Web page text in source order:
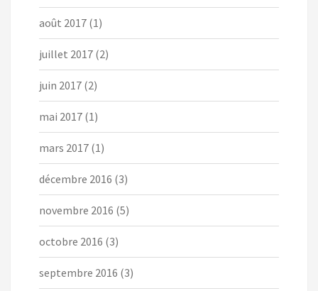
août 2017 (1)
juillet 2017 (2)
juin 2017 (2)
mai 2017 (1)
mars 2017 (1)
décembre 2016 (3)
novembre 2016 (5)
octobre 2016 (3)
septembre 2016 (3)